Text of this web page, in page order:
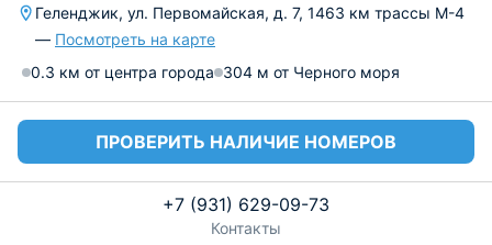
Геленджик, ул. Первомайская, д. 7, 1463 км трассы М-4
— Посмотреть на карте
0.3 км от центра города 304 м от Черного моря
ПРОВЕРИТЬ НАЛИЧИЕ НОМЕРОВ
+7 (931) 629-09-73
Контакты